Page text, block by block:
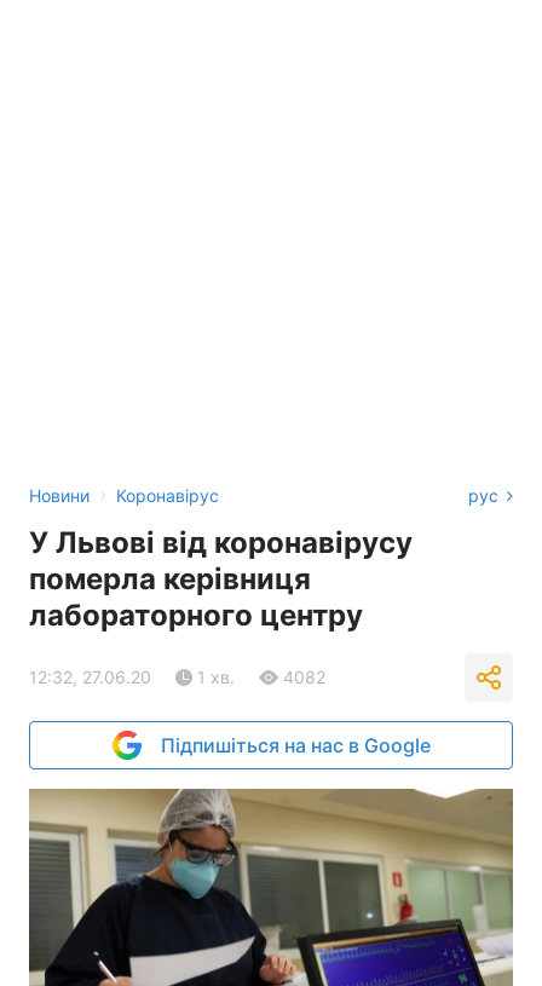
Новини › Коронавірус рус
У Львові від коронавірусу
померла керівниця
лабораторного центру
12:32, 27.06.20 1 хв. 4082
Підпишіться на нас в Google